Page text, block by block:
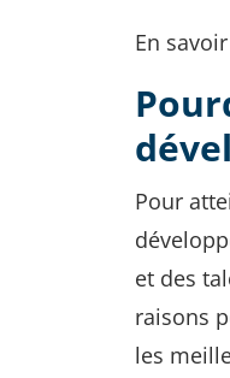
En
Pour
et des
raisons
les